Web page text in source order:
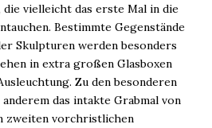
die vielleicht das erste Mal in die
Bestimmte Gegenstände
Skulpturen werden besonders
in extra großen Glasboxen
Zu den besonderen
das intakte Grabmal von
zweiten vorchristlichen